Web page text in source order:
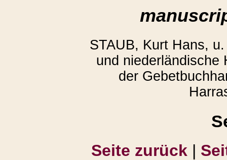
STAUB, Kurt Hans,
und niederländische
der
Seite zurück |